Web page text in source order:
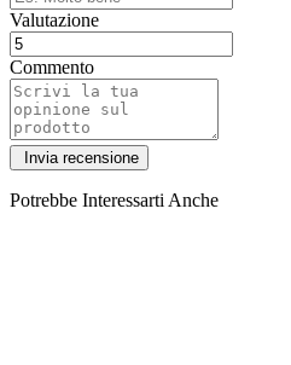
Valutazione
Commento
Potrebbe Interessarti Anche